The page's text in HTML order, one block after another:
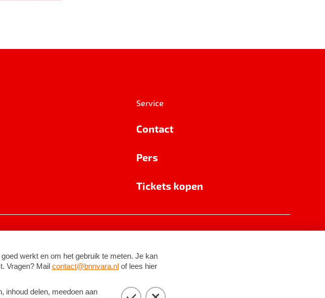
Service
Contact
Pers
Tickets kopen